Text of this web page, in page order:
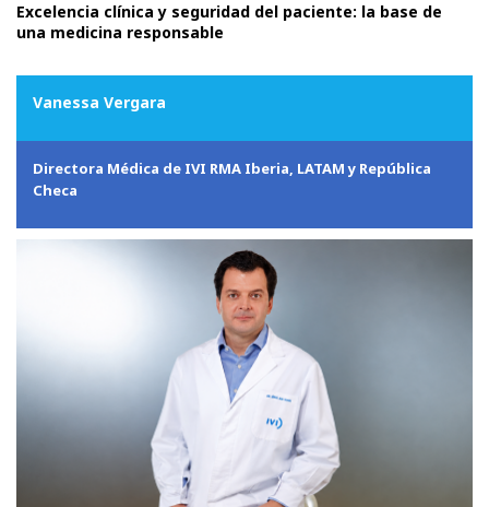
Excelencia clínica y seguridad del paciente: la base de
una medicina responsable
Vanessa Vergara
Directora Médica de IVI RMA Iberia, LATAM y República
Checa